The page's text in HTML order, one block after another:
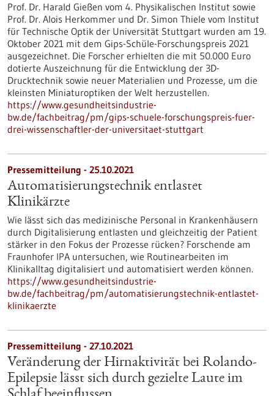
Prof. Dr. Harald Gießen vom 4. Physikalischen Institut sowie
Prof. Dr. Alois Herkommer und Dr. Simon Thiele vom Institut
für Technische Optik der Universität Stuttgart wurden am 19.
Oktober 2021 mit dem Gips-Schüle-Forschungspreis 2021
ausgezeichnet. Die Forscher erhielten die mit 50.000 Euro
dotierte Auszeichnung für die Entwicklung der 3D-
Drucktechnik sowie neuer Materialien und Prozesse, um die
kleinsten Miniaturoptiken der Welt herzustellen.
https://www.gesundheitsindustrie-
bw.de/fachbeitrag/pm/gips-schuele-forschungspreis-fuer-
drei-wissenschaftler-der-universitaet-stuttgart
Pressemitteilung - 25.10.2021
Automatisierungstechnik entlastet
Klinikärzte
Wie lässt sich das medizinische Personal in Krankenhäusern
durch Digitalisierung entlasten und gleichzeitig der Patient
stärker in den Fokus der Prozesse rücken? Forschende am
Fraunhofer IPA untersuchen, wie Routinearbeiten im
Klinikalltag digitalisiert und automatisiert werden können.
https://www.gesundheitsindustrie-
bw.de/fachbeitrag/pm/automatisierungstechnik-entlastet-
klinikaerzte
Pressemitteilung - 27.10.2021
Veränderung der Hirnaktivität bei Rolando-
Epilepsie lässt sich durch gezielte Laute im